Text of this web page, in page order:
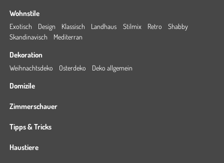
Wohnstile
Exotisch Design Klassisch Landhaus Stilmix Retro
Shabby
Skandinavisch
Mediterran
Dekoration
Weihnachtsdeko Osterdeko Deko allgemein
Domizile
Zimmerschauer
Tipps & Tricks
Haustiere